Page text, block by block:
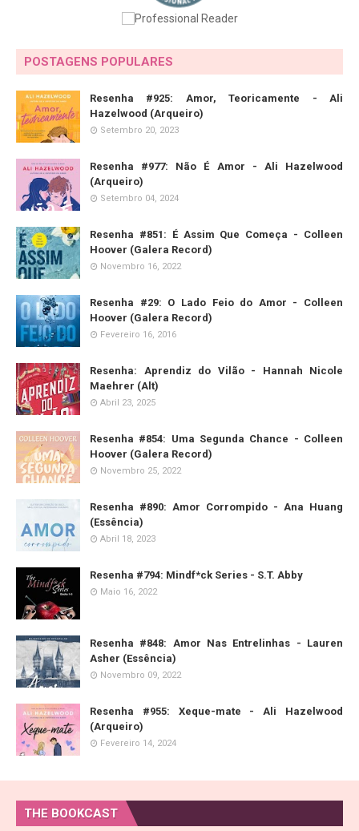
POSTAGENS POPULARES
Resenha #925: Amor, Teoricamente - Ali
Hazelwood (Arqueiro)
Setembro 20, 2023
Resenha #977: Não É Amor - Ali Hazelwood
(Arqueiro)
Setembro 04, 2024
Resenha #851: É Assim Que Começa - Colleen
Hoover (Galera Record)
Novembro 16, 2022
Resenha #29: O Lado Feio do Amor - Colleen
Hoover (Galera Record)
Fevereiro 16, 2016
Resenha: Aprendiz do Vilão - Hannah Nicole
Maehrer (Alt)
Abril 23, 2025
Resenha #854: Uma Segunda Chance - Colleen
Hoover (Galera Record)
Novembro 25, 2022
Resenha #890: Amor Corrompido - Ana Huang
(Essência)
Abril 18, 2023
Resenha #794: Mindf*ck Series - S.T. Abby
Maio 16, 2022
Resenha #848: Amor Nas Entrelinhas - Lauren
Asher (Essência)
Novembro 09, 2022
Resenha #955: Xeque-mate - Ali Hazelwood
(Arqueiro)
Fevereiro 14, 2024
THE BOOKCAST